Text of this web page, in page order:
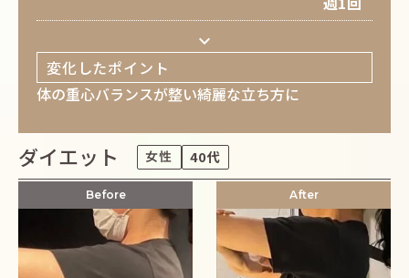
keyboard_arrow_down
変化したポイント
体の重心バランスが整い綺麗な立ち方に
ダイエット 女性 40代
Before After